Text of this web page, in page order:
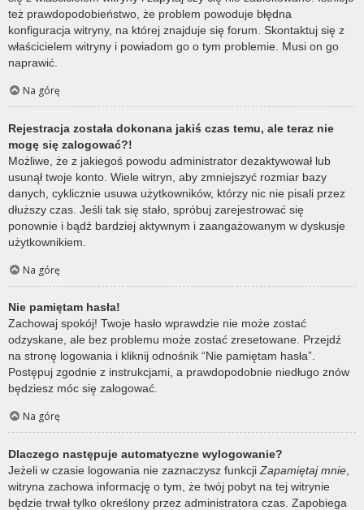
też prawdopodobieństwo, że problem powoduje błędna
konfiguracja witryny, na której znajduje się forum. Skontaktuj się z
właścicielem witryny i powiadom go o tym problemie. Musi on go
naprawić.
Na górę
Rejestracja została dokonana jakiś czas temu, ale teraz nie
mogę się zalogować?!
Możliwe, że z jakiegoś powodu administrator dezaktywował lub
usunął twoje konto. Wiele witryn, aby zmniejszyć rozmiar bazy
danych, cyklicznie usuwa użytkowników, którzy nic nie pisali przez
dłuższy czas. Jeśli tak się stało, spróbuj zarejestrować się
ponownie i bądź bardziej aktywnym i zaangażowanym w dyskusje
użytkownikiem.
Na górę
Nie pamiętam hasła!
Zachowaj spokój! Twoje hasło wprawdzie nie może zostać
odzyskane, ale bez problemu może zostać zresetowane. Przejdź
na stronę logowania i kliknij odnośnik “Nie pamiętam hasła”.
Postępuj zgodnie z instrukcjami, a prawdopodobnie niedługo znów
będziesz móc się zalogować.
Na górę
Dlaczego następuje automatyczne wylogowanie?
Jeżeli w czasie logowania nie zaznaczysz funkcji Zapamiętaj mnie
witryna zachowa informację o tym, że twój pobyt na tej witrynie
będzie trwał tylko określony przez administratora czas. Zapobiega